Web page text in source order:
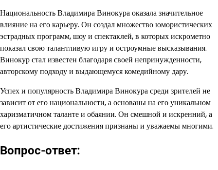
Национальность Владимира Винокура оказала значительное
влияние на его карьеру. Он создал множество юмористических
эстрадных программ, шоу и спектаклей, в которых искрометно
показал свою талантливую игру и остроумные высказывания.
Винокур стал известен благодаря своей непринужденности,
авторскому подходу и выдающемуся комедийному дару.
Успех и популярность Владимира Винокура среди зрителей не
зависит от его национальности, а основаны на его уникальном
харизматичном таланте и обаянии. Он смешной и искренний, а
его артистические достижения признаны и уважаемы многими.
Вопрос-ответ: